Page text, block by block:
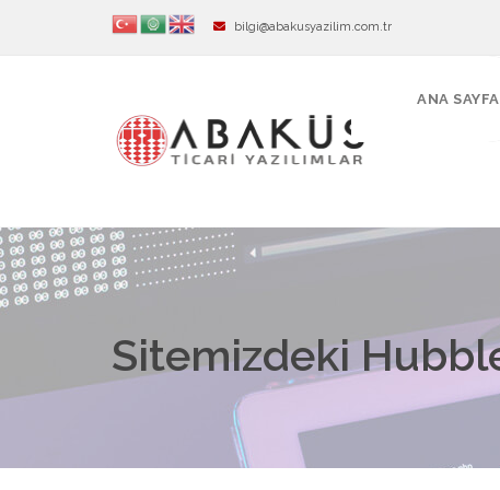
bilgi@abakusyazilim.com.tr
ANA SAYFA
Sitemizdeki